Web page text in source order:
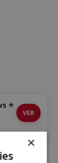
⭐
VER
están en×